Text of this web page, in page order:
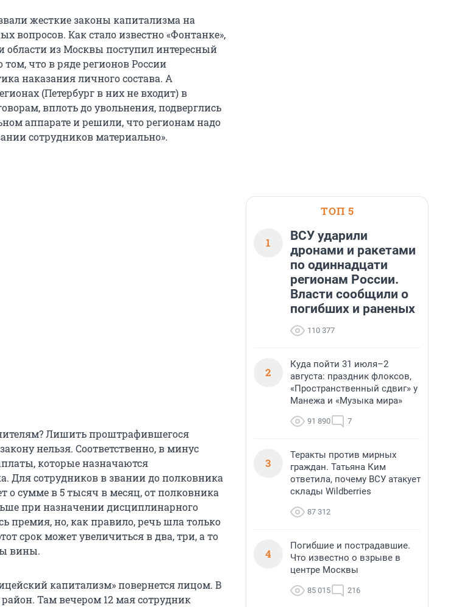
жесткие законы капитализма на
Как стало известно «Фонтанке»,
области из Москвы поступил интересный
что в ряде регионов России
наказания личного состава. А
(Петербург в них не входит) в
вплоть до увольнения, подверглись
аппарате и решили, что регионам надо
сотрудников материально».
Лишить проштрафившегося
нельзя. Соответственно, в минус
которые назначаются
Для сотрудников в звании до полковника
о сумме в 5 тысяч в месяц, от полковника
при назначении дисциплинарного
премия, но, как правило, речь шла только
срок может увеличиться в два, три, а то
вины.
капитализм» повернется лицом. В
Там вечером 12 мая сотрудник
ТОП 5
1
ВСУ ударили
дронами и ракетами
по одиннадцати
регионам России.
Власти сообщили о
погибших и раненых
110 377
2
Куда пойти 31 июля–2
августа: праздник флоксов,
«Пространственный сдвиг» у
Манежа и «Музыка мира»
91 890 7
3
Теракты против мирных
граждан. Татьяна Ким
ответила, почему ВСУ атакует
склады Wildberries
87 312
4
Погибшие и пострадавшие.
Что известно о взрыве в
центре Москвы
85 015 216